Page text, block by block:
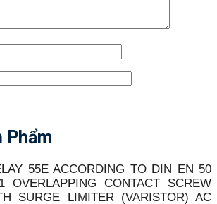
Phẩm
55E ACCORDING TO DIN EN 50
OVERLAPPING CONTACT SCREW
SURGE LIMITER (VARISTOR) AC